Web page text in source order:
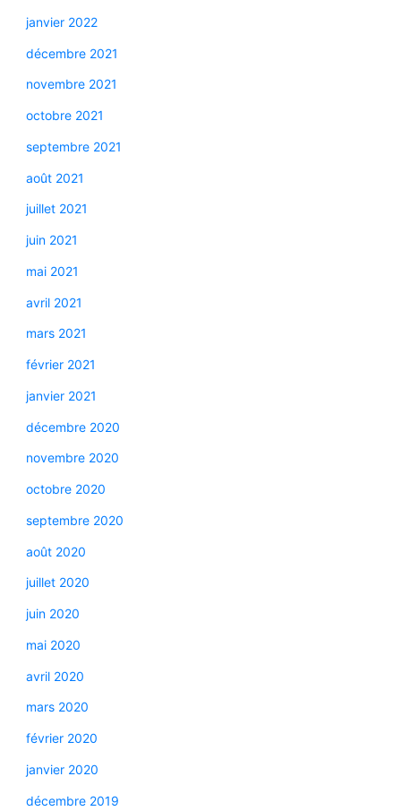
janvier 2022
décembre 2021
novembre 2021
octobre 2021
septembre 2021
août 2021
juillet 2021
juin 2021
mai 2021
avril 2021
mars 2021
février 2021
janvier 2021
décembre 2020
novembre 2020
octobre 2020
septembre 2020
août 2020
juillet 2020
juin 2020
mai 2020
avril 2020
mars 2020
février 2020
janvier 2020
décembre 2019